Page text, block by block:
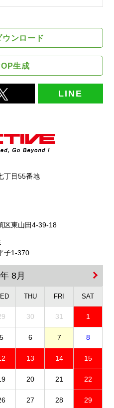
ウンロード
生成
LINE
丁目55番地
区東山田4-39-18
子1-370
8月
THU FRI SAT
30 31 1
5 6 7 8
13 14 15
20 21 22
27 28 29